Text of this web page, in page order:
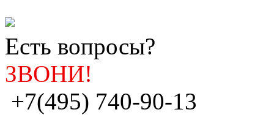
Есть вопросы?
ЗВОНИ!
+7(495) 740-90-13